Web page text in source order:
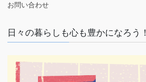
お問い合わせ
日々の暮らしも心も豊かになろう！